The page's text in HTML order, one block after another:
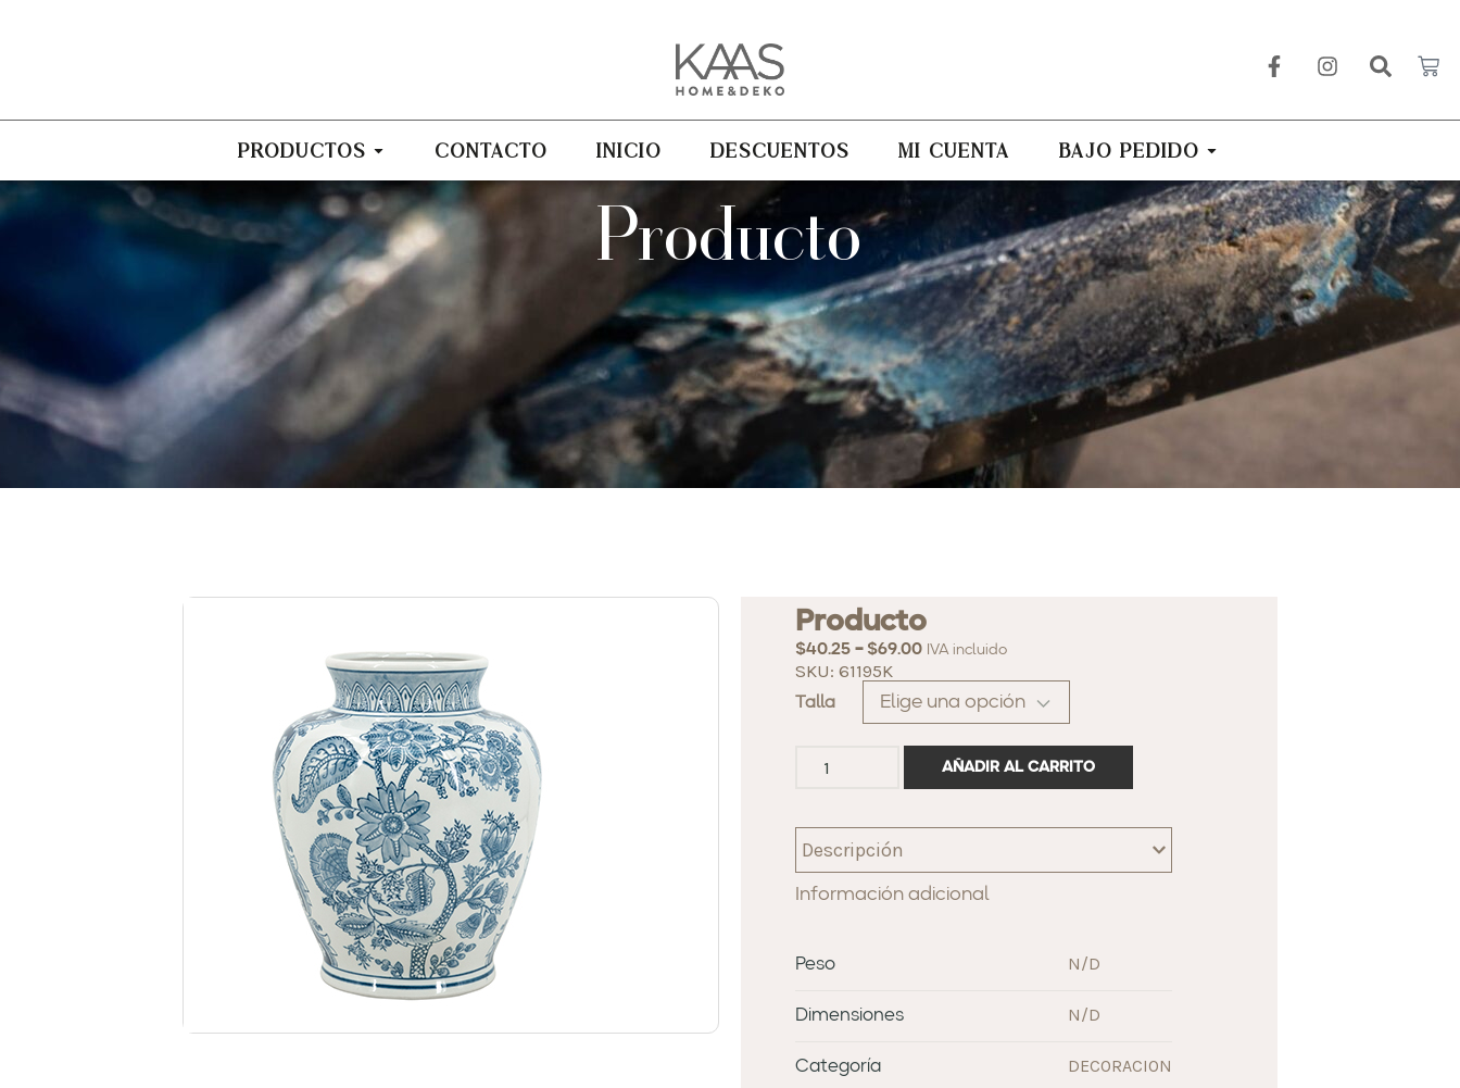
PRODUCTOS CONTACTO INICIO DESCUENTOS MI CUENTA BAJO PEDIDO
Producto
Producto
$40.25 - $69.00 IVA incluido
SKU: 61195K
Talla
AÑADIR AL CARRITO
Descripción
Información adicional
Peso N/D
Dimensiones N/D
Categoría DECORACION